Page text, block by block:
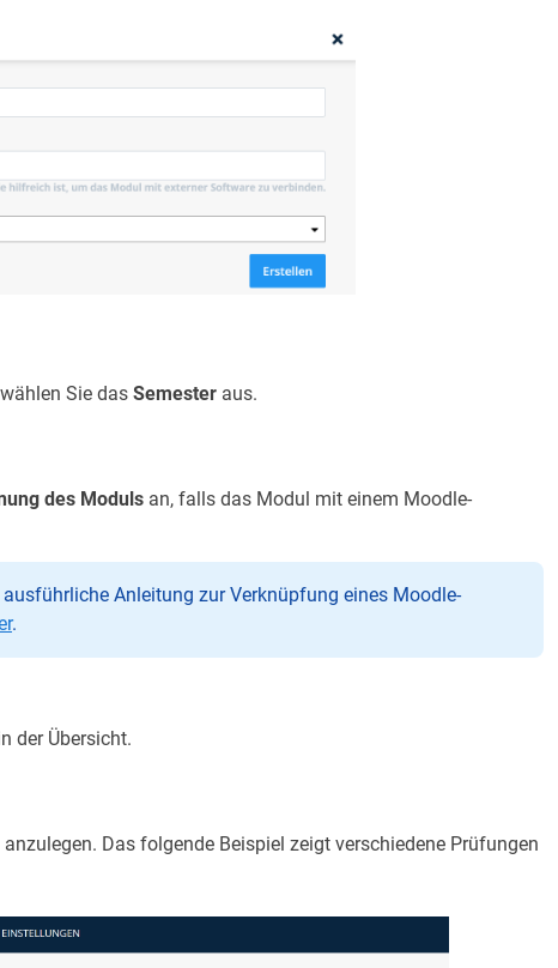
Sie das Semester aus.
des Moduls an, falls das Modul mit einem Moodle-
ausführliche Anleitung zur Verknüpfung eines Moodle-
.
der Übersicht.
Das folgende Beispiel zeigt verschiedene Prüfungen